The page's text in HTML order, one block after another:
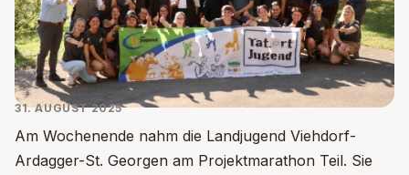
31. AUGUST 2025
Am Wochenende nahm die Landjugend Viehdorf-
Ardagger-St. Georgen am Projektmarathon Teil. Sie